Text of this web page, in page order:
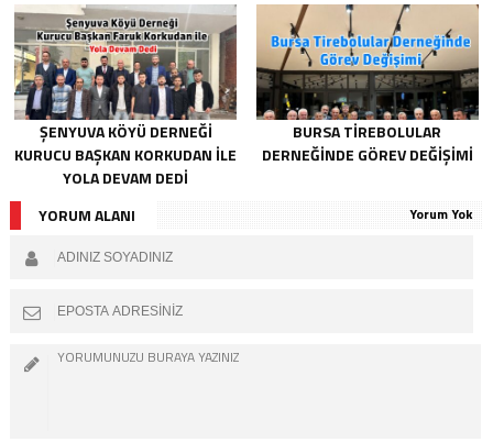
ŞENYUVA KÖYÜ DERNEĞI
KURUCU BAŞKAN KORKUDAN ILE
YOLA DEVAM DEDI
BURSA TIREBOLULAR
DERNEĞINDE GÖREV DEĞIŞIMI
YORUM ALANI Yorum Yok